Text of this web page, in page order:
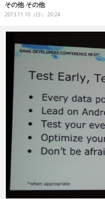
産業政策
イベント/セミナー
eスポーツ
その他 その他
2013.11.10（日） 20:24